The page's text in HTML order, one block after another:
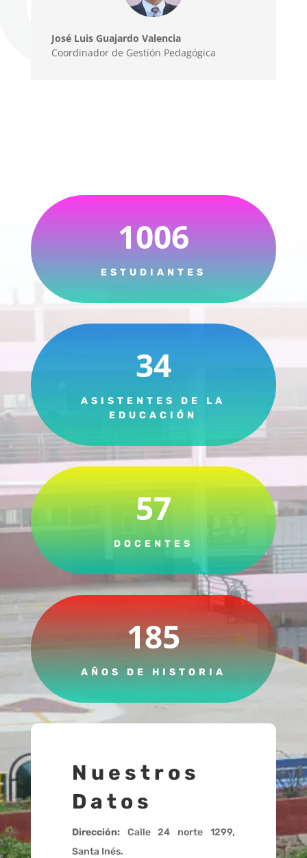
José Luis Guajardo Valencia
Coordinador de Gestión Pedagógica
1006
ESTUDIANTES
34
ASISTENTES DE LA
EDUCACIÓN
57
DOCENTES
185
AÑOS DE HISTORIA
Nuestros
Datos
Dirección:Calle 24 norte 1299,
Santa Inés.